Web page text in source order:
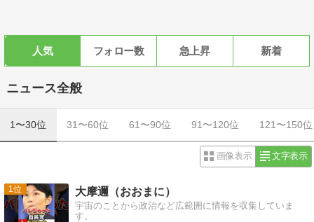
人気 フォロー数 急上昇 新着
ニュース全般
1〜30位 31〜60位 61〜90位 91〜120位 121〜150位
画像表示 文字表示
1 大摩邇（おおまに）
宇宙のことから政治など広範囲に情報を収集していま
す。